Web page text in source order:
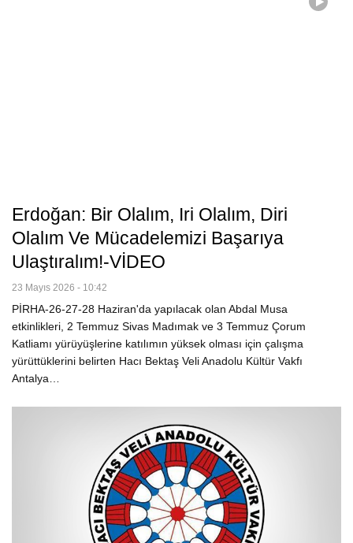
Erdoğan: Bir Olalım, Iri Olalım, Diri
Olalım Ve Mücadelemizi Başarıya
Ulaştıralım!-VİDEO
23 Mayıs 2026 - 10:42
PİRHA-26-27-28 Haziran'da yapılacak olan Abdal Musa
etkinlikleri, 2 Temmuz Sivas Madımak ve 3 Temmuz Çorum
Katliamı yürüyüşlerine katılımın yüksek olması için çalışma
yürüttüklerini belirten Hacı Bektaş Veli Anadolu Kültür Vakfı
Antalya…